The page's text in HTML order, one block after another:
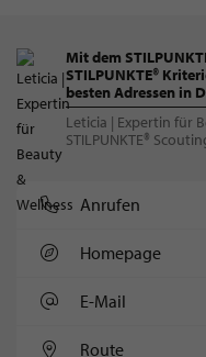
Mit dem
STILPUNKTE®
besten Adressen in
Leticia | Expertin für
STILPUNKTE®
Anrufen
Homepage
E-Mail
Route